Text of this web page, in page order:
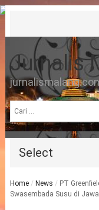
Jurnalis
Cari
untuk:
Select
Home / News / PT
Swasembada Susu di